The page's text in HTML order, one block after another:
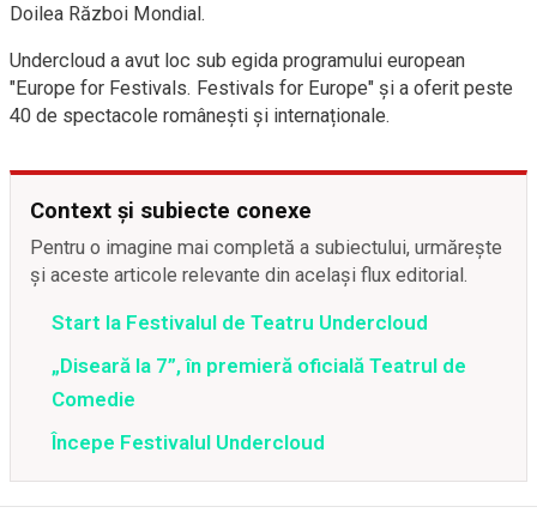
Doilea Război Mondial.
Undercloud a avut loc sub egida programului european
"Europe for Festivals. Festivals for Europe" și a oferit peste
40 de spectacole românești și internaționale.
Context și subiecte conexe
Pentru o imagine mai completă a subiectului, urmărește
și aceste articole relevante din același flux editorial.
Start la Festivalul de Teatru Undercloud
„Diseară la 7”, în premieră oficială Teatrul de
Comedie
Începe Festivalul Undercloud